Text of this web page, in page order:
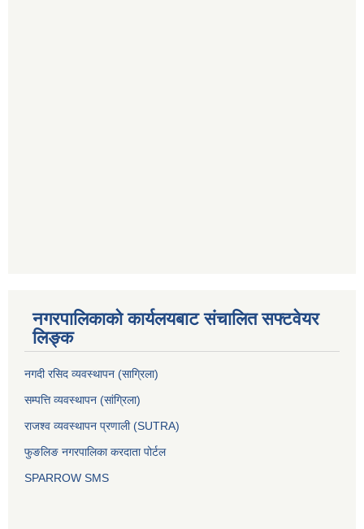
नगरपालिकाको कार्यलयबाट संचालित सफ्टवेयर
लिङ्क
नगदी रसिद व्यवस्थापन (साग्रिला)
सम्पत्ति व्यवस्थापन (सांग्रिला)
राजश्व व्यवस्थापन प्रणाली (SUTRA)
फुङलिङ नगरपालिका करदाता पोर्टल
SPARROW SMS